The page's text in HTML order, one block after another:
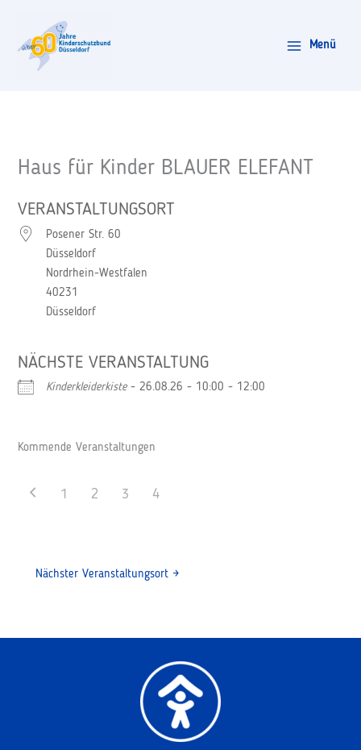
springen
Menü
Haus für Kinder BLAUER ELEFANT
VERANSTALTUNGSORT
Posener Str. 60
Düsseldorf
Nordrhein-Westfalen
40231
Düsseldorf
NÄCHSTE VERANSTALTUNG
Kinderkleiderkiste- 26.08.26 - 10:00 - 12:00
Kommende Veranstaltungen
1 2 3 4
Nächster Veranstaltungsort →